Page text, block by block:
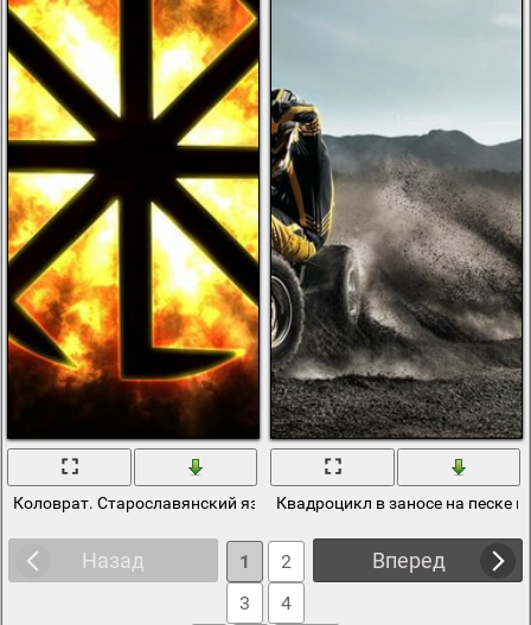
Коловрат. Старославянский языческий символ солнца
Квадроцикл в заносе на песке
Назад Вперед
1
2
3
4